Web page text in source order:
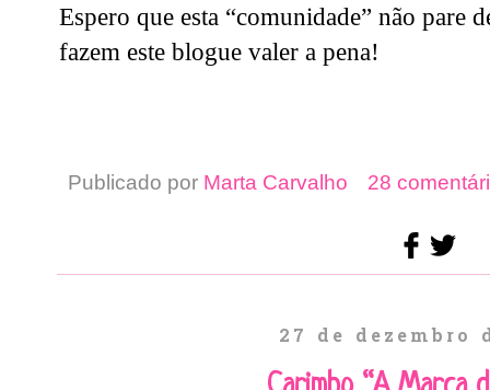
Espero que esta “comunidade” não pare
fazem este blogue valer a pena!
Publicado por Marta Carvalho 28
27 de dezembro